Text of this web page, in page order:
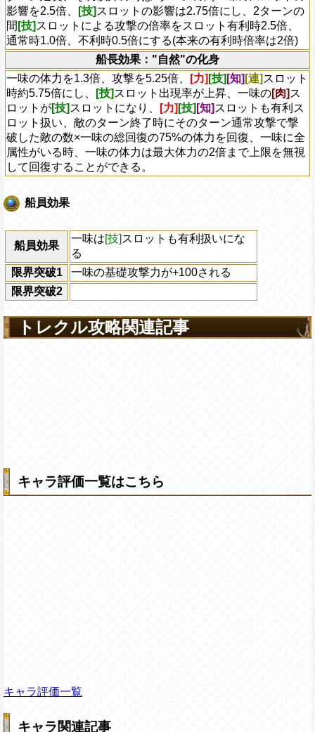
影響を2.5倍、
[技] スロットの影響は2.75倍にし、2ターンの
間 [技] スロットによる攻撃の倍率をスロット有利時2.5倍、
通常時1.0倍、不利時0.5倍にする(本来の有利時倍率は2倍)
船長効果："自然"の化身
一味の体力を1.3倍、攻撃を5.25倍、
[力] [技] [知] [連] スロット
時約5.75倍にし、
[技] スロット出現率が上昇、一味の[肉] ス
ロットが[技] スロットになり、 [力] [技] [知] スロットも有利ス
ロット扱い、敵のターン終了時にそのターン通常攻撃で撃
破した敵の数×一味の総回復の75%の体力を回復、一味に全
属性がいる時、一味の体力は最大体力の2倍まで上限を無視
して回復することができる。
船員効果
船員効果
一味は [技] スロットも有利扱いにな
る
限界突破1
一味の基礎攻撃力が+100される
限界突破2
トレクル攻略関連記事
キャラ評価一覧はこちら
キャラ評価一覧
キャラ関連記事